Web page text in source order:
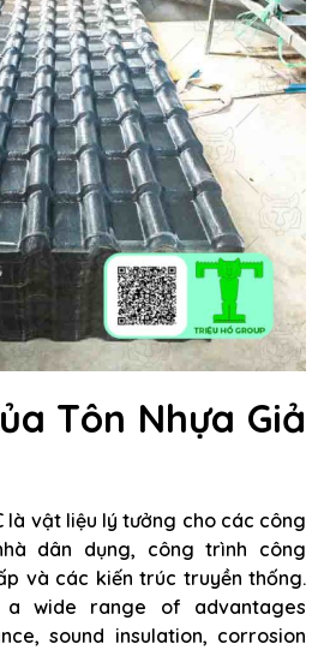
Tôn Nhựa Giả
là vật liệu lý tưởng cho các công
dân dụng, công trình công
và các kiến trúc truyền thống.
wide range of advantages
sound insulation, corrosion